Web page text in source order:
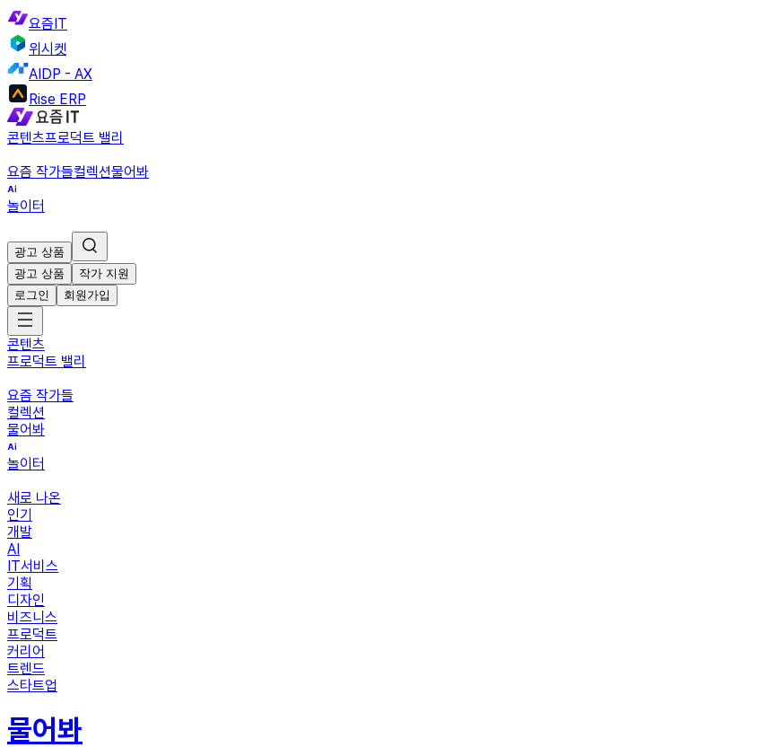
요즘IT
위시켓
AIDP - AX
Rise ERP
콘텐츠프로덕트 밸리
요즘 작가들컬렉션물어봐
놀이터
광고 상품
광고 상품
작가 지원
로그인
회원가입
콘텐츠
프로덕트 밸리
요즘 작가들
컬렉션
물어봐
놀이터
새로 나온
인기
개발
AI
IT서비스
기획
디자인
비즈니스
프로덕트
커리어
트렌드
스타트업
물어봐